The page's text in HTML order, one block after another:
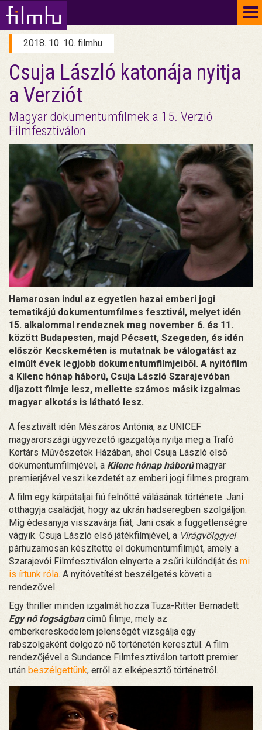
2018. 10. 10. filmhu
Csuja László katonája nyitja
a Verziót
Magyar dokumentumfilmek a 15. Verzió
Filmfesztiválon
Hamarosan indul az egyetlen hazai emberi jogi
tematikájú dokumentumfilmes fesztivál, melyet idén
15. alkalommal rendeznek meg november 6. és 11.
között Budapesten, majd Pécsett, Szegeden, és idén
először Kecskeméten is mutatnak be válogatást az
elmúlt évek legjobb dokumentumfilmjeiből. A nyitófilm
a Kilenc hónap háború, Csuja László Szarajevóban
díjazott filmje lesz, mellette számos másik izgalmas
magyar alkotás is látható lesz.
A fesztivált idén Mészáros Antónia, az UNICEF
magyarországi ügyvezető igazgatója nyitja meg a Trafó
Kortárs Művészetek Házában, ahol Csuja László első
dokumentumfilmjével, a Kilenc hónap háború magyar
premierjével veszi kezdetét az emberi jogi filmes program.
A film egy kárpátaljai fiú felnőtté válásának története: Jani
otthagyja családját, hogy az ukrán hadseregben szolgáljon.
Míg édesanyja visszavárja fiát, Jani csak a függetlenségre
vágyik. Csuja László első játékfilmjével, a Virágvölggyel
párhuzamosan készítette el dokumentumfilmjét, amely a
Szarajevói Filmfesztiválon elnyerte a zsűri különdíját és mi
is írtunk róla. A nyitóvetítést beszélgetés követi a
rendezővel.
Egy thriller minden izgalmát hozza Tuza-Ritter Bernadett
Egy nő fogságbancímű filmje, mely az
emberkereskedelem jelenségét vizsgálja egy
rabszolgaként dolgozó nő történetén keresztül. A film
rendezőjével a Sundance Filmfesztiválon tartott premier
után beszélgettünk, erről az elképesztő történetről.